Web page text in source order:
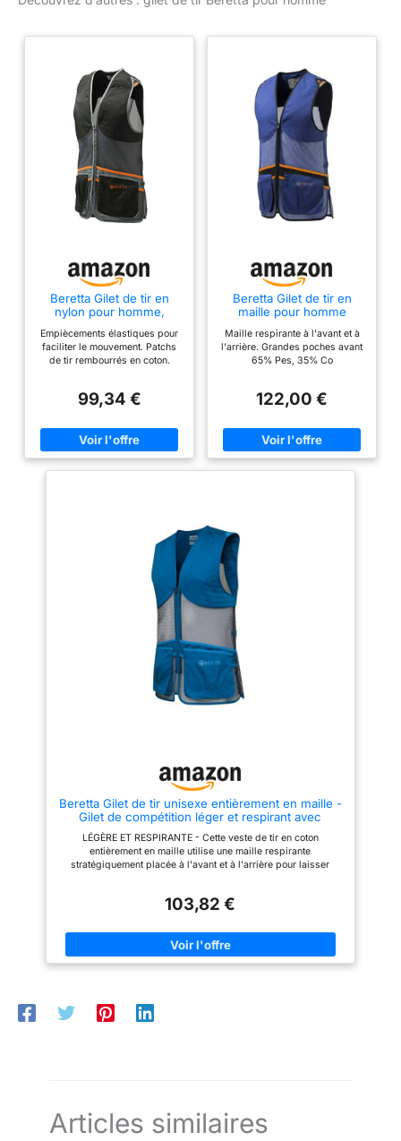
Beretta Gilet de tir en
nylon pour homme,
Empiècements élastiques pour
faciliter le mouvement. Patchs
de tir rembourrés en coton.
Hibel/cache-oreilles sur le dos.
Recoil Reducer" Cordon de
serrage intérieur. Logo Beretta
sur le dos. Veuillez noter que
l'étiquette intérieure est
99,34 €
Beretta Gilet de tir en
maille pour homme
Maille respirante à l'avant et à
l'arrière. Grandes poches avant
65% Pes, 35% Co
122,00 €
Beretta Gilet de tir unisexe entièrement en maille -
Gilet de compétition léger et respirant avec
poches pour cartouches et ajustement
confortable, X-Large
LÉGÈRE ET RESPIRANTE - Cette veste de tir en coton
entièrement en maille utilise une maille respirante
stratégiquement placée à l'avant et à l'arrière pour laisser
même des poches de sécurité intérieures pour contenir vos
POLYVALENT - Ce gilet est rempli de détails techniques, y
compris les inserts élastiques sur les épaules pour faciliter les
mouvements et la fixation pour écharpe/protège-oreilles au
conception Beretta Active au dos qui souligne le geste
103,82 €
Articles similaires